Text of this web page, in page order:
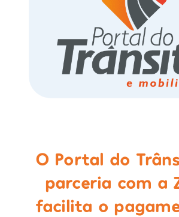
O Portal do
parceria com a
facilita o